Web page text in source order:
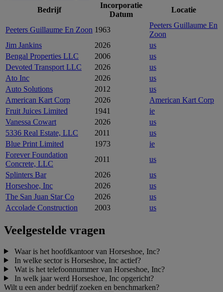
Bedrijf
Incorporatie
Datum
Locatie
Peeters Guillaume En Zoon 1963
Peeters Guillaume En
Zoon
Jim Jankins
2026
us
Bengal Properties LLC
2006
us
Devoted Transport LLC
2026
us
Ato Inc
2026
us
Auto Solutions
2012
us
American Kart Corp
2026
American Kart Corp
Fruit Juices Limited
1941
ie
Vanessa Cowart
2026
us
5336 Real Estate, LLC
2011
us
Blue Print Limited
1973
ie
Forever Foundation
Concrete, LLC
2011
us
Splinters Bar
2026
us
Horseshoe, Inc
2026
us
The San Juan Star Co
2026
us
Accolade Construction
2003 us
Veelgestelde vragen
Waar is het hoofdkantoor van Horseshoe, Inc?
In welke sector is Horseshoe, Inc actief?
Wat is het telefoonnummer van Horseshoe, Inc?
In welk jaar werd Horseshoe, Inc opgericht?
Wilt u een ander bedrijf zoeken en benchmarken?